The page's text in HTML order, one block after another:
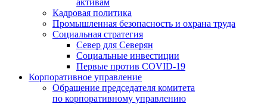
активам
Кадровая политика
Промышленная безопасность и охрана труда
Социальная стратегия
Север для Северян
Социальные инвестиции
Первые против COVID‑19
Корпоративное управление
Обращение председателя комитета
по корпоративному управлению